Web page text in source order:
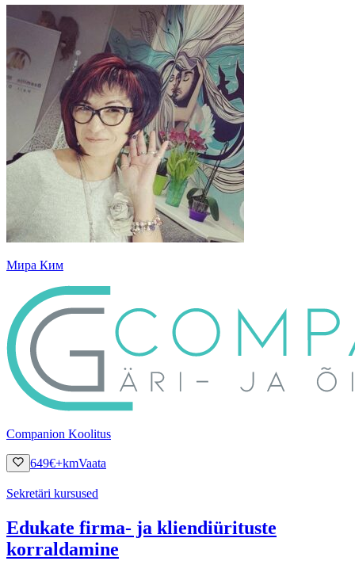
Мира Ким
Companion Koolitus
649€+kmVaata
Sekretäri kursused
Edukate firma- ja kliendiürituste
korraldamine